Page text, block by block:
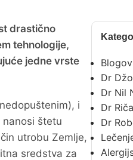
Dr
Dr Nil
Dr
Dr
drastično
tehnologije,
jedne vrste
i
štetu
utrobu Zemlje,
sredstva za